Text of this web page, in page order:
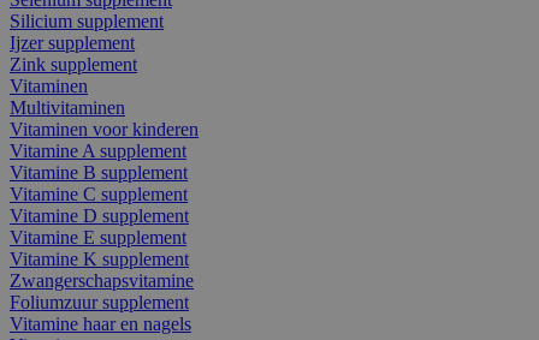
Silicium supplement
Ijzer supplement
Zink supplement
Vitaminen
Multivitaminen
Vitaminen voor kinderen
Vitamine A supplement
Vitamine B supplement
Vitamine C supplement
Vitamine D supplement
Vitamine E supplement
Vitamine K supplement
Zwangerschapsvitamine
Foliumzuur supplement
Vitamine haar en nagels